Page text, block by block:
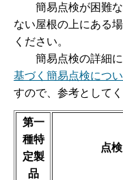
簡易点検が困難
ない屋根の上にある
ください。
簡易点検の詳細
基づく簡易点検につ
すので、参考としてく
第一
種特
定製
品
点